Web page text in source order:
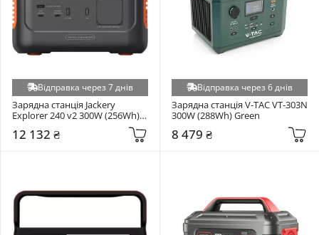
Відправка через 7 днів
Зарядна станція Jackery
Explorer 240 v2 300W (256Wh)
12 132 ₴
Відправка через 6 днів
Зарядна станція V-TAC VT-303N
300W (288Wh) Green
8 479 ₴